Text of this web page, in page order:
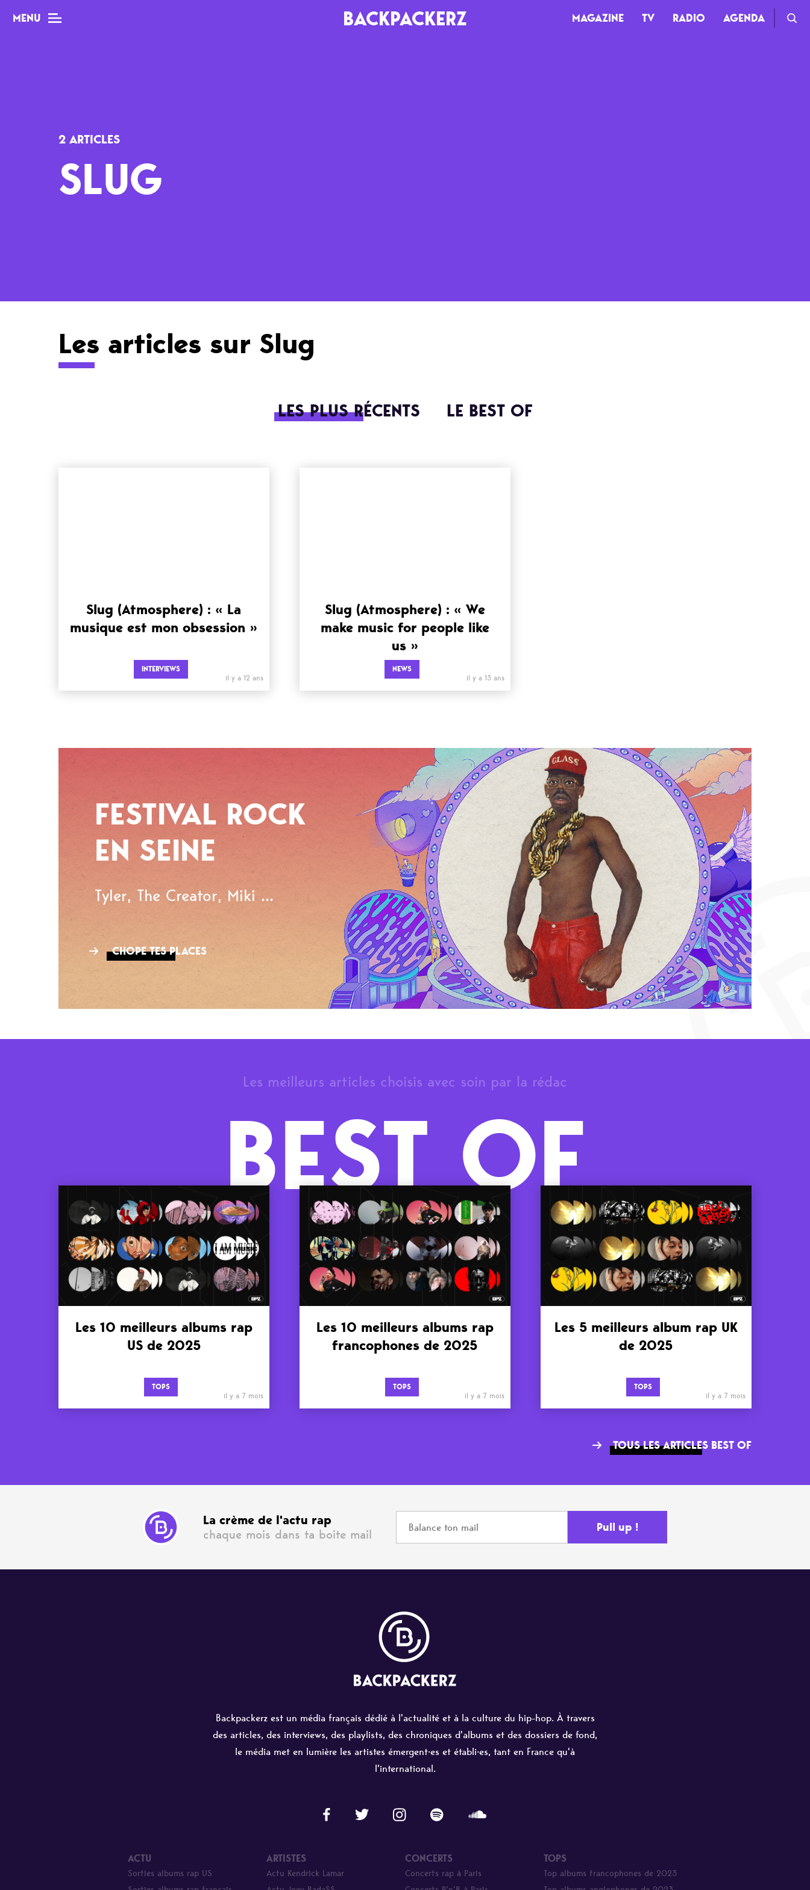
MENU BACKPACKERZ MAGAZINE TV RADIO AGENDA
Tops
Interviews
Chroniques
2 ARTICLES
SLUG
Les articles sur Slug
LES PLUS RÉCENTS LE BEST OF
Slug (Atmosphere) : « La
musique est mon obsession »
INTERVIEWS
il y a 12 ans
Slug (Atmosphere) : « We
make music for people like
us »
NEWS
il y a 13 ans
FESTIVAL ROCK
EN SEINE
Tyler, The Creator, Miki ...
CHOPE TES PLACES
Les meilleurs articles choisis avec soin par la rédac
BEST OF
Les 10 meilleurs albums rap
US de 2025
TOPS
il y a 7 mois
Les 10 meilleurs albums rap
francophones de 2025
TOPS
il y a 7 mois
Les 5 meilleurs album rap UK
de 2025
TOPS
il y a 7 mois
TOUS LES ARTICLES BEST OF
La crème de l'actu rap
chaque mois dans ta boite mail
Backpackerz est un média français dédié à l'actualité et à la culture du hip-hop. À travers
des articles, des interviews, des playlists, des chroniques d'albums et des dossiers de fond,
le média met en lumière les artistes émergent·es et établi·es, tant en France qu'à
l'international.
ACTU
Sorties albums rap US
ARTISTES
Actu Kendrick Lamar
CONCERTS
Concerts rap à Paris
TOPS
Top albums francophones de 2023